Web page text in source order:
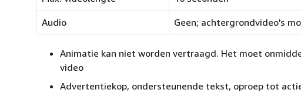
Audio Geen; achtergrondvideo's
Animatie kan niet worden vertraagd. Het moet
video
Advertentiekop, ondersteunende tekst, oproep tot